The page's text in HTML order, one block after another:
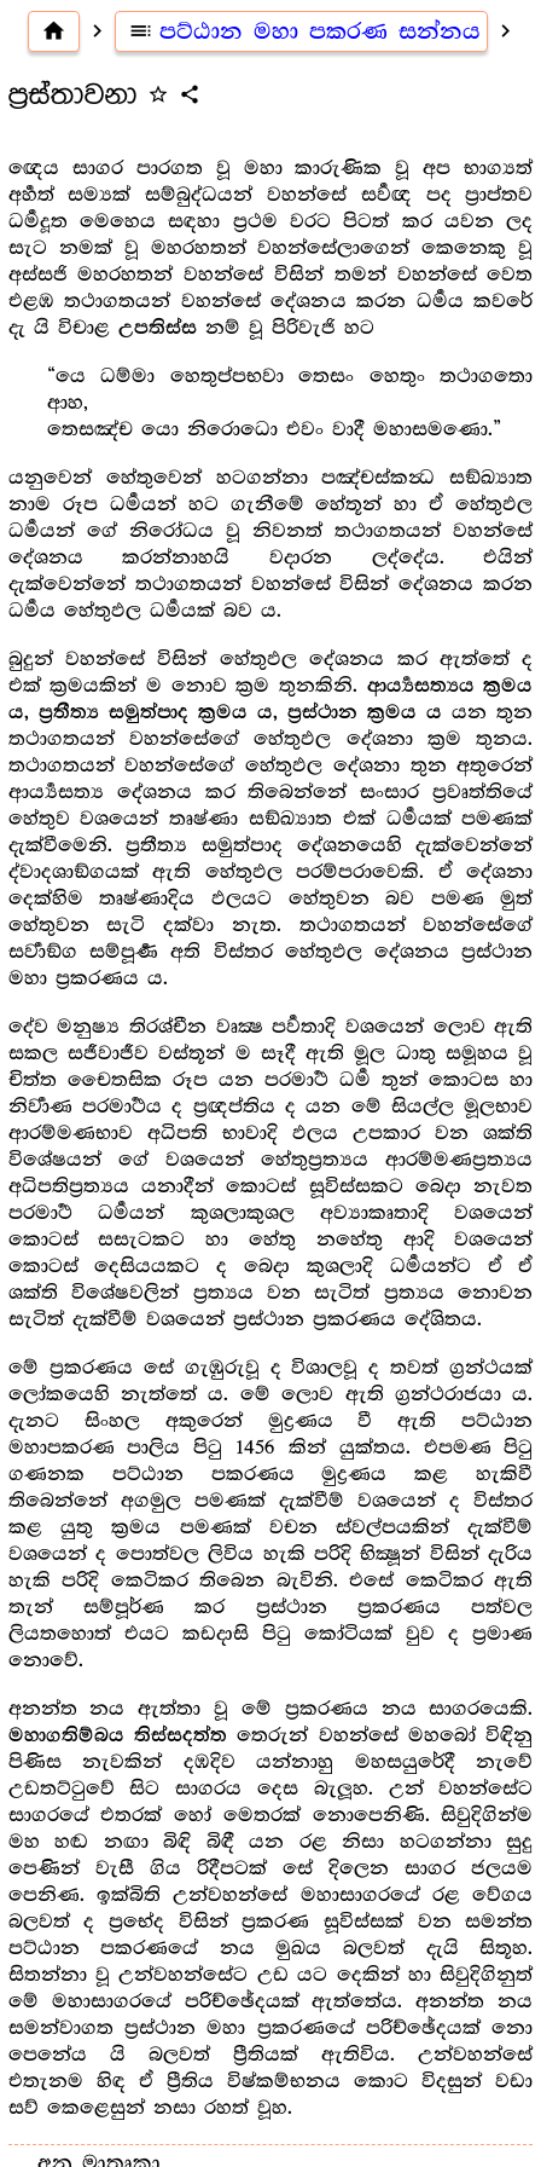
home navigate_next toc පට්ඨාන මහා පකරණ සන්නය navigate_next
ප්‍රස්තාවනා star_outline share
ඥෙය සාගර පාරගත වූ මහා කාරුණික වූ අප භාග්‍යත්
අර්‍හත් සම්‍යක් සම්බුද්ධයන් වහන්සේ සර්‍වඥ පද ප්‍රාප්තව
ධර්‍මදූත මෙහෙය සඳහා ප්‍රථම වරට පිටත් කර යවන ලද
සැට නමක් වූ මහරහතන් වහන්සේලාගෙන් කෙනෙකු වූ
අස්සජි මහරහතන් වහන්සේ විසින් තමන් වහන්සේ වෙත
එළඹ තථාගතයන් වහන්සේ දේශනය කරන ධර්‍මය කවරේ
දැ යි විචාළ උපතිස්සනම් වූ පිරිවැජි හට
“යෙ ධම්මා හෙතුප්පභවා තෙසං හෙතුං තථාගතො
ආහ,
තෙසඤ්ච යො නිරොධො එවං වාදී මහාසමණො.”
යනුවෙන් හේතුවෙන් හටගන්නා පඤ්චස්කන්‍ධ සඞ්ඛ්‍යාත
නාම රූප ධර්‍මයන් හට ගැනීමේ හේතූන් හා ඒ හේතුඵල
ධර්‍මයන් ගේ නිරෝධය වූ නිවනත් තථාගතයන් වහන්සේ
දේශනය කරන්නාහයි වදාරන ලද්දේය. එයින්
දැක්වෙන්නේ තථාගතයන් වහන්සේ විසින් දේශනය කරන
ධර්‍මය හේතුඵල ධර්‍මයක් බව ය.
බුදුන් වහන්සේ විසින් හේතුඵල දේශනය කර ඇත්තේ ද
එක් ක්‍රමයකින් ම නොව ක්‍රම තුනකිනි. ආර්‍ය්‍යසත්‍යය ක්‍රමය
ය, ප්‍රතීත්‍ය සමුත්පාද ක්‍රමය ය, ප්‍රස්ථාන ක්‍රමය ය යන තුන
තථාගතයන් වහන්සේගේ හේතුඵල දේශනා ක්‍රම තුනය.
තථාගතයන් වහන්සේගේ හේතුඵල දේශනා තුන අතුරෙන්
ආර්‍ය්‍යසත්‍ය දේශනය කර තිබෙන්නේ සංසාර ප්‍රවෘත්තියේ
හේතුව වශයෙන් තෘෂ්ණා සඞ්ඛ්‍යාත එක් ධර්‍මයක් පමණක්
දැක්වීමෙනි. ප්‍රතීත්‍ය සමුත්පාද දේශනයෙහි දැක්වෙන්නේ
ද්වාදශාඞ්ගයක් ඇති හේතුඵල පරම්පරාවෙකි. ඒ දේශනා
දෙක්හිම තෘෂ්ණාදිය ඵලයට හේතුවන බව පමණ මුත්
හේතුවන සැටි දක්වා නැත. තථාගතයන් වහන්සේගේ
සර්‍වාඞ්ග සම්පූර්‍ණ අති විස්තර හේතුඵල දේශනය ප්‍රස්ථාන
මහා ප්‍රකරණය ය.
දේව මනුෂ්‍ය තිරශ්චීන වෘක්‍ෂ පර්‍වතාදි වශයෙන් ලොව ඇති
සකල සජීවාජීව වස්තූන් ම සෑදී ඇති මූල ධාතු සමූහය වූ
චිත්ත චෛතසික රූප යන පරමාර්‍ථ ධර්‍ම තුන් කොටස හා
නිර්‍වාණ පරමාර්‍ථය ද ප්‍රඥප්තිය ද යන මේ සියල්ල මූලභාව
ආරම්මණභාව අධිපති භාවාදි ඵලය උපකාර වන ශක්ති
විශේෂයන් ගේ වශයෙන් හේතුප්‍රත්‍යය ආරම්මණප්‍රත්‍යය
අධිපතිප්‍රත්‍යය යනාදීන් කොටස් සූවිස්සකට බෙදා නැවත
පරමාර්‍ථ ධර්‍මයන් කුශලාකුශල අව්‍යාකෘතාදි වශයෙන්
කොටස් සසැටකට හා හේතු නහේතු ආදි වශයෙන්
කොටස් දෙසියයකට ද බෙදා කුශලාදි ධර්‍මයන්ට ඒ ඒ
ශක්ති විශේෂවලින් ප්‍රත්‍යය වන සැටිත් ප්‍රත්‍යය නොවන
සැටිත් දැක්වීම් වශයෙන් ප්‍රස්ථාන ප්‍රකරණය දේශිතය.
මේ ප්‍රකරණය සේ ගැඹුරුවූ ද විශාලවූ ද තවත් ග්‍රන්ථයක්
ලෝකයෙහි නැත්තේ ය. මේ ලොව ඇති ග්‍රන්ථරාජයා ය.
දැනට සිංහල අකුරෙන් මුද්‍රණය වී ඇති පට්ඨාන
මහාපකරණ පාලිය පිටු 1456 කින් යුක්තය. එපමණ පිටු
ගණනක පට්ඨාන පකරණය මුද්‍රණය කළ හැකිවී
තිබෙන්නේ අගමුල පමණක් දැක්වීම් වශයෙන් ද විස්තර
කළ යුතු ක්‍රමය පමණක් වචන ස්වල්පයකින් දැක්වීම්
වශයෙන් ද පොත්වල ලිවිය හැකි පරිදි භික්‍ෂූන් විසින් දැරිය
හැකි පරිදි කෙටිකර තිබෙන බැවිනි. එසේ කෙටිකර ඇති
තැන් සම්පූර්ණ කර ප්‍රස්ථාන ප්‍රකරණය පත්වල
ලියතහොත් එයට කඩදාසි පිටු කෝටියක් වුව ද ප්‍රමාණ
නොවේ.
අනන්ත නය ඇත්තා වූ මේ ප්‍රකරණය නය සාගරයෙකි.
මහාගතිම්බය තිස්සදත්ත තෙරුන් වහන්සේ මහබෝ විඳිනු
පිණිස නැවකින් දඹදිව යන්නාහු මහසයුරේදී නැවේ
උඩතට්ටුවේ සිට සාගරය දෙස බැලූහ. උන් වහන්සේට
සාගරයේ එතරක් හෝ මෙතරක් නොපෙනිණි. සිවුදිගින්ම
මහ හඬ නඟා බිඳි බිඳී යන රළ නිසා හටගන්නා සුදු
පෙණින් වැසී ගිය රිදීපටක් සේ දිලෙන සාගර ජලයම
පෙනිණ. ඉක්බිති උන්වහන්සේ මහාසාගරයේ රළ වේගය
බලවත් ද ප්‍රභේද විසින් ප්‍රකරණ සූවිස්සක් වන සමන්ත
පට්ඨාන පකරණයේ නය මුඛය බලවත් දැයි සිතූහ.
සිතන්නා වූ උන්වහන්සේට උඩ යට දෙකින් හා සිවුදිගිනුත්
මේ මහාසාගරයේ පරිච්ඡේදයක් ඇත්තේය. අනන්ත නය
සමන්වාගත ප්‍රස්ථාන මහා ප්‍රකරණයේ පරිච්ඡේදයක් නො
පෙනේය යි බලවත් ප්‍රීතියක් ඇතිවිය. උන්වහන්සේ
එතැනම හිඳ ඒ ප්‍රීතිය විෂ්කම්භනය කොට විදසුන් වඩා
සව් කෙළෙසුන් නසා රහත් වූහ.